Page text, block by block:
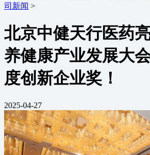
司新闻 >
北京中健天行医药
养健康产业发展大
度创新企业奖！
2025-04-27